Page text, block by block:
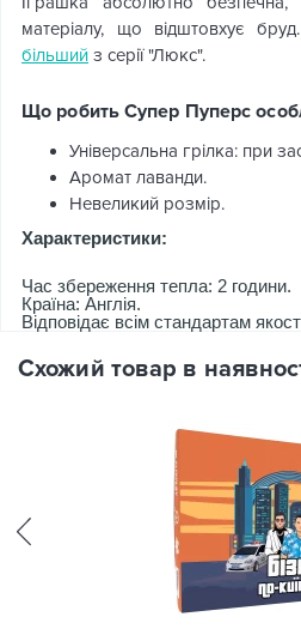
матеріалу, що відштовхує
більший з серії "Люкс".
Що робить Супер Пуперс
Універсальна грілка: при
Аромат лаванди.
Невеликий розмір.
Характеристики:
Час збереження тепла: 2 години.
Країна: Англія.
Відповідає всім стандартам
Схожий товар в